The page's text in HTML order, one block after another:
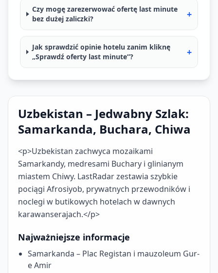
Czy mogę zarezerwować ofertę last minute
bez dużej zaliczki?
+
Jak sprawdzić opinie hotelu zanim kliknę
„Sprawdź oferty last minute”?
+
Uzbekistan – Jedwabny Szlak:
Samarkanda, Buchara, Chiwa
<p>Uzbekistan zachwyca mozaikami
Samarkandy, medresami Buchary i glinianym
miastem Chiwy. LastRadar zestawia szybkie
pociągi Afrosiyob, prywatnych przewodników i
noclegi w butikowych hotelach w dawnych
karawanserajach.</p>
Najważniejsze informacje
Samarkanda – Plac Registan i mauzoleum Gur-
e Amir